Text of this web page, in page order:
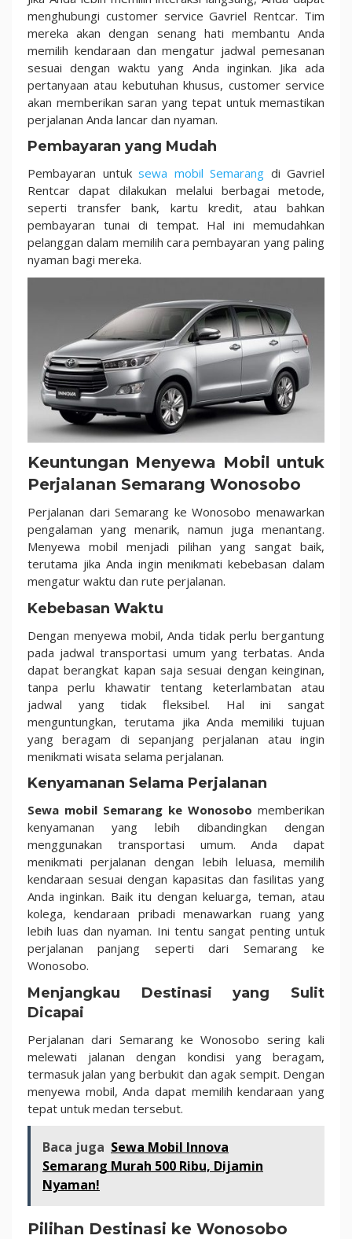
menghubungi customer service Gavriel Rentcar. Tim
mereka akan dengan senang hati membantu Anda
memilih kendaraan dan mengatur jadwal pemesanan
sesuai dengan waktu yang Anda inginkan. Jika ada
pertanyaan atau kebutuhan khusus, customer service
akan memberikan saran yang tepat untuk memastikan
perjalanan Anda lancar dan nyaman.
Pembayaran yang Mudah
Pembayaran untuk sewa mobil Semarang di Gavriel
Rentcar dapat dilakukan melalui berbagai metode,
seperti transfer bank, kartu kredit, atau bahkan
pembayaran tunai di tempat. Hal ini memudahkan
pelanggan dalam memilih cara pembayaran yang paling
nyaman bagi mereka.
Keuntungan Menyewa Mobil untuk
Perjalanan Semarang Wonosobo
Perjalanan dari Semarang ke Wonosobo menawarkan
pengalaman yang menarik, namun juga menantang.
Menyewa mobil menjadi pilihan yang sangat baik,
terutama jika Anda ingin menikmati kebebasan dalam
mengatur waktu dan rute perjalanan.
Kebebasan Waktu
Dengan menyewa mobil, Anda tidak perlu bergantung
pada jadwal transportasi umum yang terbatas. Anda
dapat berangkat kapan saja sesuai dengan keinginan,
tanpa perlu khawatir tentang keterlambatan atau
jadwal yang tidak fleksibel. Hal ini sangat
menguntungkan, terutama jika Anda memiliki tujuan
yang beragam di sepanjang perjalanan atau ingin
menikmati wisata selama perjalanan.
Kenyamanan Selama Perjalanan
Sewa mobil Semarang ke Wonosobo memberikan
kenyamanan yang lebih dibandingkan dengan
menggunakan transportasi umum. Anda dapat
menikmati perjalanan dengan lebih leluasa, memilih
kendaraan sesuai dengan kapasitas dan fasilitas yang
Anda inginkan. Baik itu dengan keluarga, teman, atau
kolega, kendaraan pribadi menawarkan ruang yang
lebih luas dan nyaman. Ini tentu sangat penting untuk
perjalanan panjang seperti dari Semarang ke
Wonosobo.
Menjangkau Destinasi yang Sulit
Dicapai
Perjalanan dari Semarang ke Wonosobo sering kali
melewati jalanan dengan kondisi yang beragam,
termasuk jalan yang berbukit dan agak sempit. Dengan
menyewa mobil, Anda dapat memilih kendaraan yang
tepat untuk medan tersebut.
Baca juga Sewa Mobil Innova
Semarang Murah 500 Ribu, Dijamin
Nyaman!
Pilihan Destinasi ke Wonosobo